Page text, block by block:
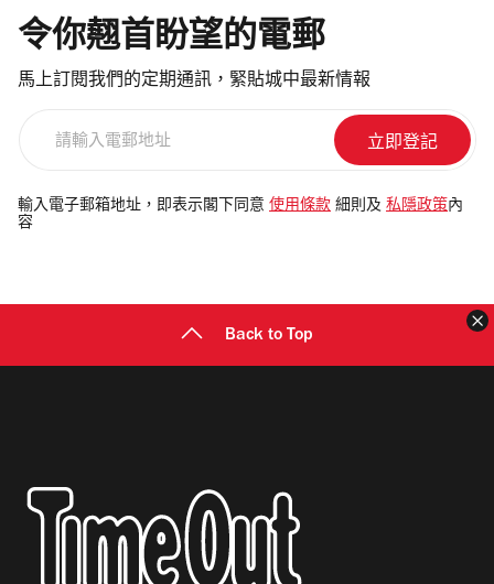
令你翹首盼望的電郵
馬上訂閱我們的定期通訊，緊貼城中最新情報
電
郵
輸入電子郵箱地址，即表示閣下同意 使用條款 細則及 私隱政策 內
容
Back to Top